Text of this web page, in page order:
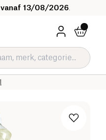
vanaf 13/08/2026